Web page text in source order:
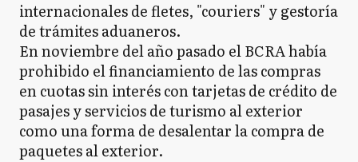
internacionales de fletes, "couriers" y gestoría
de trámites aduaneros.
En noviembre del año pasado el BCRA había
prohibido el financiamiento de las compras
en cuotas sin interés con tarjetas de crédito de
pasajes y servicios de turismo al exterior
como una forma de desalentar la compra de
paquetes al exterior.